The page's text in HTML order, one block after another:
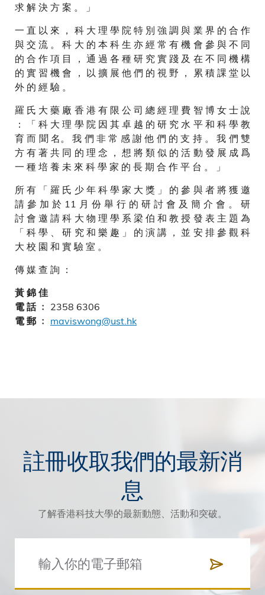
求 解 決 方 案 。 」
一 直 以 來 ， 科 大 理 學 院 特 別 強 調 與 業 界 的 合 作
與 交 流 。 科 大 的 本 科 生 亦 經 常 有 機 會 參 與 不 同
的 合 作 項 目 ， 通 過 各 種 研 究 實 踐 及 在 不 同 機 構
的 實 習 機 會 ， 以 擴 展 他 們 的 視 野 ， 累 積 課 堂 以
外 的 經 驗 。
羅 氏 大 藥 廠 香 港 有 限 公 司 總 經 理 費 智 博 女 士 說
： 「 科 大 理 學 院 因 其 卓 越 的 研 究 水 平 和 科 學 教
育 而 聞 名。 我 們 非 常 感 謝 他 們 的 支 持 。 我 們 雙
方 有 著 共 同 的 理 念 ， 想 將 類 似 的 活 動 發 展 成 爲
一 種 培 養 未 來 科 學 家 的 長 期 合 作 平 台 。 」
所 有 「 羅 氏 少 年 科 學 家 大 獎 」 的 參 與 者 將 獲 邀
請 參 加 於 11 月 份 舉 行 的 研 討 會 及 簡 介 會 。 研
討 會 邀 請 科 大 物 理 學 系 梁 伯 和 教 授 發 表 主 題 為
「 科 學 、 研 究 和 樂 趣 」 的 演 講 ， 並 安 排 參 觀 科
大 校 園 和 實 驗 室 。
傳 媒 查 詢 ：
黃 錦 佳
電 話 ﹕ 2358 6306
電 郵 ﹕ maviswong@ust.hk
註冊收取我們的最新消
息
了解香港科技大學的最新動態、活動和突破。